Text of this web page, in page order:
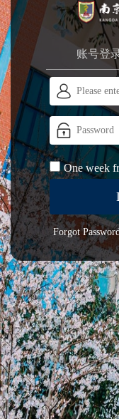
账号登
One week
Forgot